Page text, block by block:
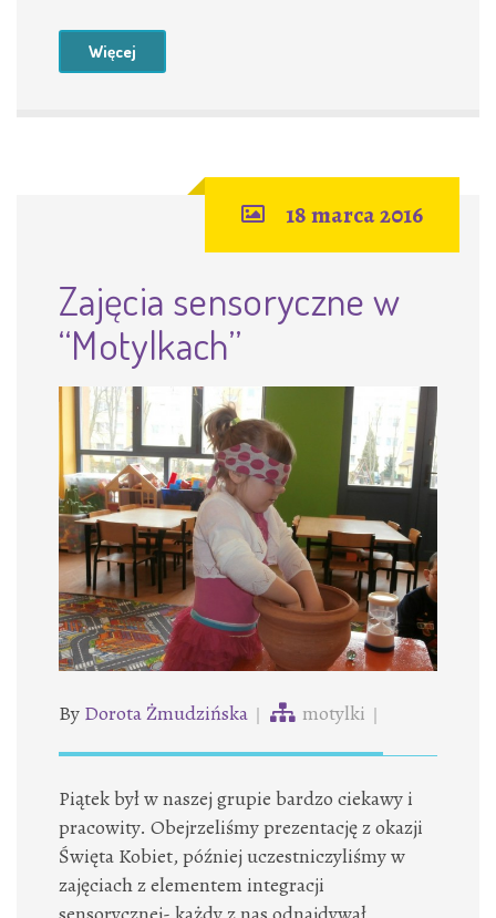
Więcej
18 marca 2016
Zajęcia sensoryczne w
“Motylkach”
By Dorota Żmudzińska motylki
Piątek był w naszej grupie bardzo ciekawy i
pracowity. Obejrzeliśmy prezentację z okazji
Święta Kobiet, później uczestniczyliśmy w
zajęciach z elementem integracji